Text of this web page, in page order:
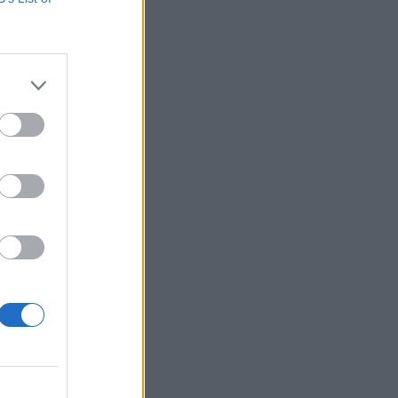
Z
burja.